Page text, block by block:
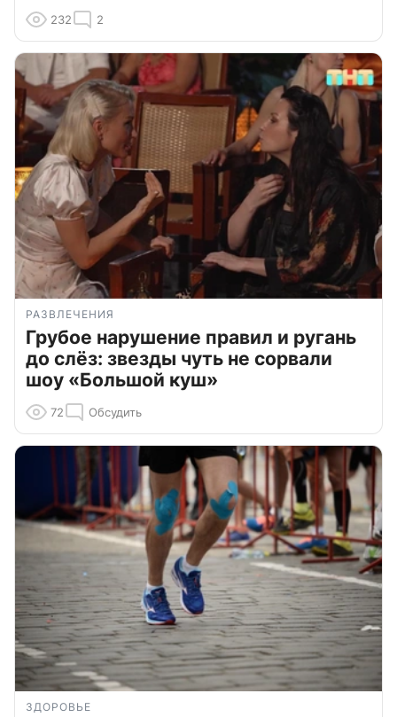
232 2
РАЗВЛЕЧЕНИЯ
Грубое нарушение правил и ругань
до слёз: звезды чуть не сорвали
шоу «Большой куш»
72 Обсудить
ЗДОРОВЬЕ